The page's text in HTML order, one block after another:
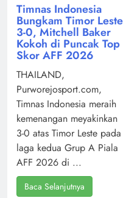
Timnas Indonesia
Bungkam Timor Leste
3-0, Mitchell Baker
Kokoh di Puncak Top
Skor AFF 2026
THAILAND,
Purworejosport.com,
Timnas Indonesia meraih
kemenangan meyakinkan
3-0 atas Timor Leste pada
laga kedua Grup A Piala
AFF 2026 di ...
Baca Selanjutnya